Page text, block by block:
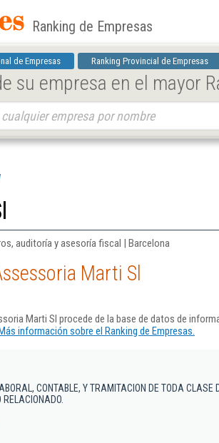
Ranking de Empresas
de Empresas Ranking Provincial de Empresas
su empresa en el mayor
auditoría y asesoría fiscal | Barcelona
Marti Sl
Marti Sl procede de la base de datos de
información sobre el Ranking de Empresas.
CONTABLE, Y TRAMITACION DE TODA CLASE
RELACIONADO.